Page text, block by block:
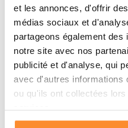
et les annonces, d'offrir
médias sociaux et
partageons également
notre site avec nos
publicité et d'analyse, qui
avec d'autres informations
ou qu'ils ont collectées
accessoires van Berkey.
Spécifications de
Plastique Black
Fabriqué pour
Berkey
réserve